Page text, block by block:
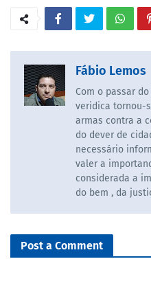
Fábio Lemos
Com o passar
veridica tornou-
armas contra a
do dever de
necessário
valer a
considerada a
do bem , da
Post a Comment